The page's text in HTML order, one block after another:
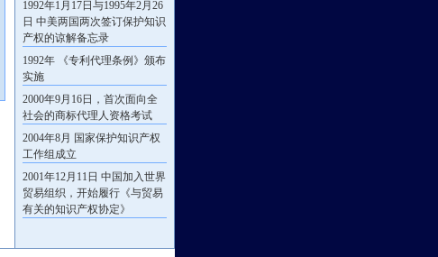
1992年1月17日与1995年2月26
日 中美两国两次签订保护知识
产权的谅解备忘录
1992年 《专利代理条例》颁布
实施
2000年9月16日，首次面向全
社会的商标代理人资格考试
2004年8月 国家保护知识产权
工作组成立
2001年12月11日 中国加入世界
贸易组织，开始履行《与贸易
有关的知识产权协定》